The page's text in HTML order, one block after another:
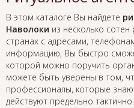
В этом каталоге Вы найдете
Наволоки из несколько сотен
странах с адресами,
информацию, Вы быстро
которой можно поручить
можете быть уверены в том,
профессионалы, которые
действуют предельно тактично.